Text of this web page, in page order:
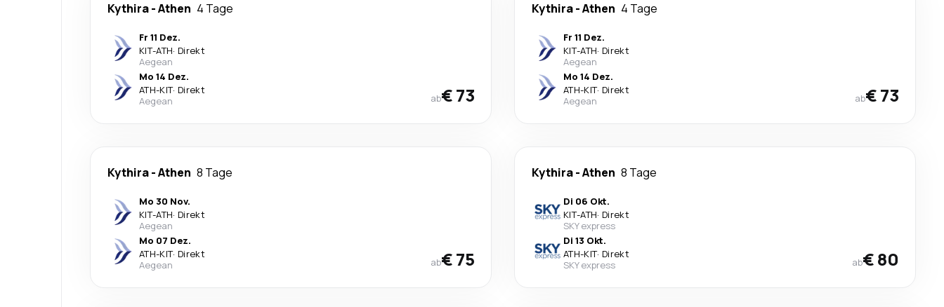
Kythira-Athen 4 Tage
Fr 11 Dez.
KIT-ATH· Direkt
Aegean
Mo 14 Dez.
ATH-KIT· Direkt
Aegean
ab€ 73
Kythira-Athen 4 Tage
Fr 11 Dez.
KIT-ATH· Direkt
Aegean
Mo 14 Dez.
ATH-KIT· Direkt
Aegean
ab€ 73
Kythira-Athen 8 Tage
Mo 30 Nov.
KIT-ATH· Direkt
Aegean
Mo 07 Dez.
ATH-KIT· Direkt
Aegean
ab€ 75
Kythira-Athen 8 Tage
Di 06 Okt.
KIT-ATH· Direkt
SKY express
Di 13 Okt.
ATH-KIT· Direkt
SKY express
ab€ 80